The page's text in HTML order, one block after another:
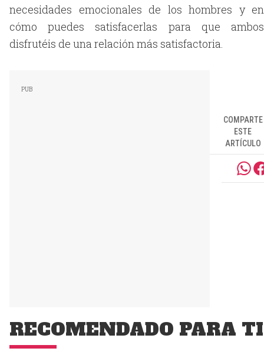
necesidades emocionales de los hombres y en
cómo puedes satisfacerlas para que ambos
disfrutéis de una relación más satisfactoria.
COMPARTE
ESTE
ARTÍCULO
RECOMENDADO PARA TI